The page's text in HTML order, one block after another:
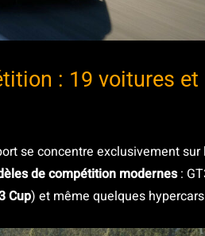
: 19 voitures et
se concentre exclusivement sur
de compétition modernes:
Cup) et même quelques